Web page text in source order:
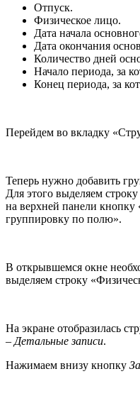
Отпуск.
Физическое лицо.
Дата начала
Дата окончания
Количество дней
Начало периода, за
Конец периода, за
Перейдем во вкладку
Теперь нужно добавить
Для этого выделяем
на верхней панели кнопку
группировку по полю».
В открывшемся окне
выделяем строку
На экране отобразилась
– Детальные записи.
Нажимаем внизу кнопку